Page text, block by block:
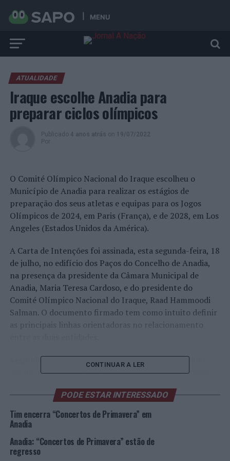
MENU
ATUALIDADE
Iraque escolhe Anadia para
preparar ciclos olímpicos
Publicado 4 anos atrás on 19/07/2022
Por
O Comité Olímpico Nacional do Iraque escolheu o
Município de Anadia para realizar os estágios de
preparação dos seus atletas e equipas para os Jogos
Olímpicos de 2024, em Paris (França), e de 2028, em Los
Angeles (Estados Unidos da América).
A Carta de Intenções foi assinada, esta segunda-feira, 18
de julho, no edifício dos Paços do Concelho de Anadia,
na presença da presidente da Câmara Municipal de
Anadia, Maria Teresa Cardoso, e do presidente do
Comité Olímpico Nacional do Iraque, Raad Hammoodi
Salman. O documento firmado tem como intuito definir
as principais linhas orientadoras no relacionamento
Segundo o documento, o Comité Olímpico iraquiano
definiu o Centro de Alto Rendimento (CAR) de Anadia,
estágios e treinos, dos seus atletas e equipas de alto
rendimento, incentivando e apoiando a criação de
programas específicos com as suas Federações.
Por sua vez, o Município de Anadia assume como
Federações residentes do CAR, as Federações
CONTINUAR A LER
PODE ESTAR INTERESSADO
Tim encerra “Concertos de Primavera” em
Anadia
Anadia: “Concertos de Primavera” estão de
regresso